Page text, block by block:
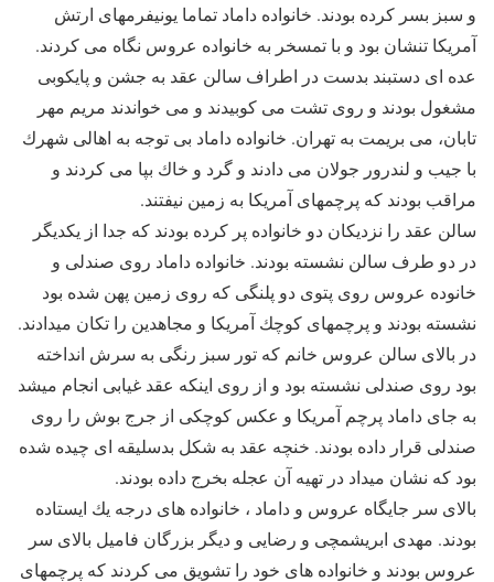
و سبز بسر كرده بودند. خانواده داماد تماما يونيفرمهاى ارتش
آمريكا تنشان بود و با تمسخر به خانواده عروس نگاه مى كردند.
عده اى دستبند بدست در اطراف سالن عقد به جشن و پايكوبى
مشغول بودند و روى تشت مى كوبيدند و مى خواندند مريم مهر
تابان، مى بريمت به تهران. خانواده داماد بى توجه به اهالى شهرك
با جيب و لندرور جولان مى دادند و گرد و خاك بپا مى كردند و
مراقب بودند كه پرچمهاى آمريكا به زمين نيفتند.
سالن عقد را نزديكان دو خانواده پر كرده بودند كه جدا از يكديگر
در دو طرف سالن نشسته بودند. خانواده داماد روى صندلى و
خانوده عروس روى پتوى دو پلنگى كه روى زمين پهن شده بود
نشسته بودند و پرچمهاى كوچك آمريكا و مجاهدين را تكان ميدادند.
در بالاى سالن عروس خانم كه تور سبز رنگى به سرش انداخته
بود روى صندلى نشسته بود و از روى اينكه عقد غيابى انجام ميشد
به جاى داماد پرچم آمريكا و عكس كوچكى از جرج بوش را روى
صندلى قرار داده بودند. خنچه عقد به شكل بدسليقه اى چيده شده
بود كه نشان ميداد در تهيه آن عجله بخرج داده بودند.
بالاى سر جايگاه عروس و داماد ، خانواده هاى درجه يك ايستاده
بودند. مهدى ابريشمچى و رضايى و ديگر بزرگان فاميل بالاى سر
عروس بودند و خانواده هاى خود را تشويق مى كردند كه پرچمهاى